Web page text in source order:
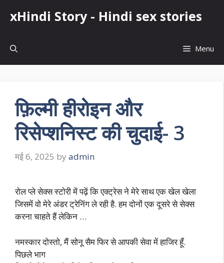
xHindi Story - Hindi sex stories
Menu
फ़िल्मी हीरोइन और
रिसेप्शनिस्ट की चुदाई- 3
मई 6, 2025 by admin
रोल प्ले सेक्स स्टोरी में पढ़ें कि एक्ट्रेस ने मेरे साथ एक खेल खेला
जिसमें वो मेरे अंडर ट्रेनिंग ले रही है. हम दोनों एक दूसरे से सेक्स
करना चाहते हैं लेकिन …
नमस्कार दोस्तो, मैं सोनू सैम फिर से आपकी सेवा में हाजिर हूँ.
पिछले भाग